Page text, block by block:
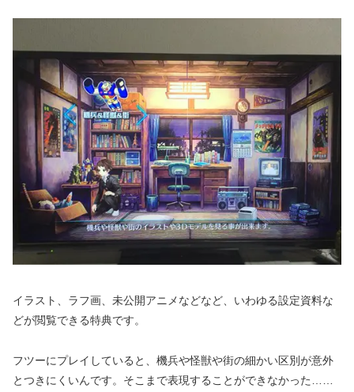
イラスト、ラフ画、未公開アニメなどなど、いわゆる設定資料な
どが閲覧できる特典です。
フツーにプレイしていると、機兵や怪獣や街の細かい区別が意外
とつきにくいんです。そこまで表現することができなかった……